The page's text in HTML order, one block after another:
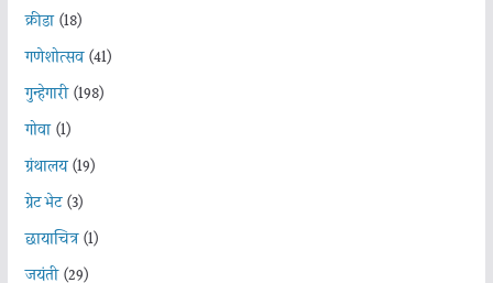
क्रीडा(18)
गणेशोत्सव(41)
गुन्हेगारी(198)
गोवा(1)
ग्रंथालय(19)
ग्रेट भेट(3)
छायाचित्र(1)
जयंती(29)